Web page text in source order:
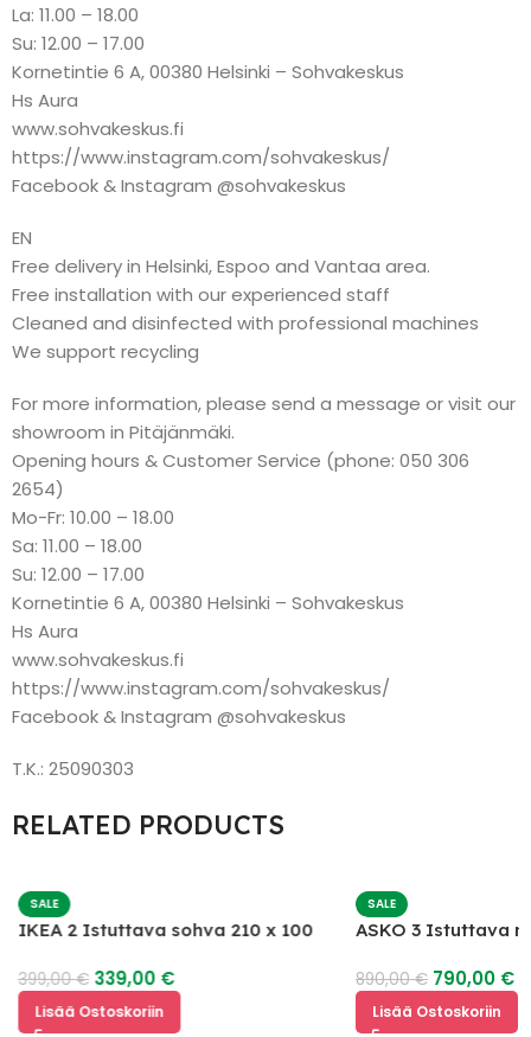
La: 11.00 – 18.00
Su: 12.00 – 17.00
Kornetintie 6 A, 00380 Helsinki – Sohvakeskus
Hs Aura
www.sohvakeskus.fi
https://www.instagram.com/sohvakeskus/
Facebook & Instagram @sohvakeskus
EN
Free delivery in Helsinki, Espoo and Vantaa area.
Free installation with our experienced staff
Cleaned and disinfected with professional machines
We support recycling
For more information, please send a message or visit our
showroom in Pitäjänmäki.
Opening hours & Customer Service (phone: 050 306
2654)
Mo-Fr: 10.00 – 18.00
Sa: 11.00 – 18.00
Su: 12.00 – 17.00
Kornetintie 6 A, 00380 Helsinki – Sohvakeskus
Hs Aura
www.sohvakeskus.fi
https://www.instagram.com/sohvakeskus/
Facebook & Instagram @sohvakeskus
T.K.: 25090303
RELATED PRODUCTS
SALE
IKEA 2 Istuttava sohva 210 x 100
399,00€ 339,00 €
Lisää Ostoskoriin
SALE
ASKO 3 Istuttava
890,00€ 790,00 €
Lisää Ostoskoriin